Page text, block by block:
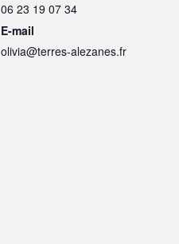
06 23 19 07 34
E-mail
olivia@terres-alezanes.fr